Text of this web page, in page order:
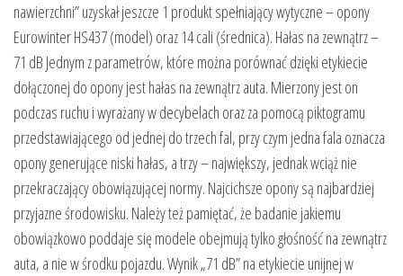
nawierzchni” uzyskał jeszcze 1 produkt spełniający wytyczne – opony
Eurowinter HS437 (model) oraz 14 cali (średnica). Hałas na zewnątrz –
71 dB Jednym z parametrów, które można porównać dzięki etykiecie
dołączonej do opony jest hałas na zewnątrz auta. Mierzony jest on
podczas ruchu i wyrażany w decybelach oraz za pomocą piktogramu
przedstawiającego od jednej do trzech fal, przy czym jedna fala oznacza
opony generujące niski hałas, a trzy – największy, jednak wciąż nie
przekraczający obowiązującej normy. Najcichsze opony są najbardziej
przyjazne środowisku. Należy też pamiętać, że badanie jakiemu
obowiązkowo poddaje się modele obejmują tylko głośność na zewnątrz
auta, a nie w środku pojazdu. Wynik „71 dB” na etykiecie unijnej w